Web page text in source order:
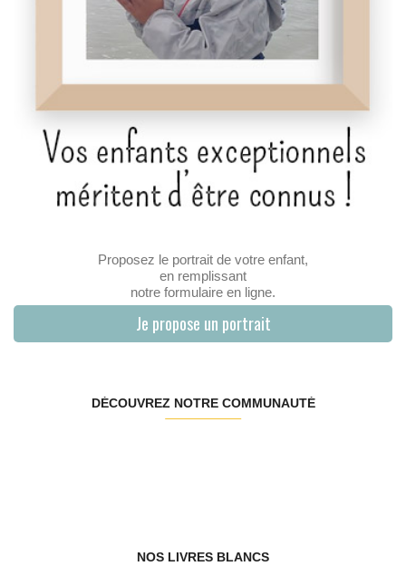
Proposez le portrait de votre enfant,
en remplissant
notre formulaire en ligne.
Je propose un portrait
DÉCOUVREZ NOTRE COMMUNAUTÉ
NOS LIVRES BLANCS